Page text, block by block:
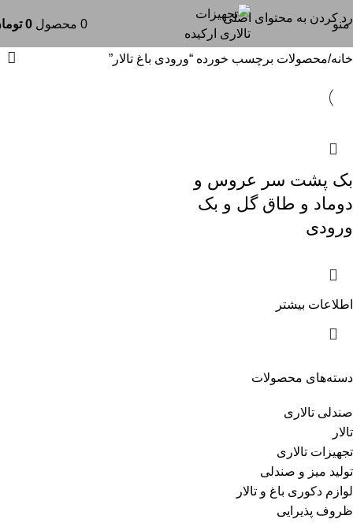
رد کردن به محتوای اصلی
منو 0 محصول 0 ورودی باغ تالار
دسته‌های محصولات
صندلی تالاری
تالار
تجهیزات تالاری
تولید میز و صندلی
لوازم دکوری باغ و تالار
ظروف پذیرایی
خانه محصولات برچسب خورده “ورودی باغ تالار”
بک پشت سر عروس و
دوماد و طاق گل و بک
ورودی
اطلاعات بیشتر